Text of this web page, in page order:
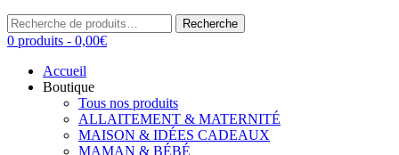
Recherche
pour :
Recherche
0 produits - 0,00€
Accueil
Boutique
Tous nos produits
ALLAITEMENT & MATERNITÉ
MAISON & IDÉES CADEAUX
MAMAN & BÉBÉ